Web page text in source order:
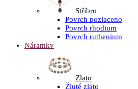
Stříbro
Povrch pozlaceno
Povrch rhodium
Povrch ruthenium
Náramky
Zlato
Žluté zlato